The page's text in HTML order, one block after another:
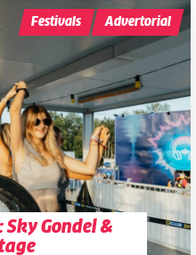
Sky Gondel &
Festivals Advertorial